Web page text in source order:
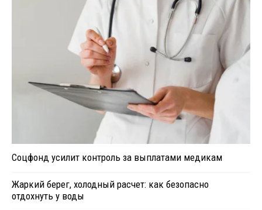
Соцфонд усилит контроль за выплатами медикам
Жаркий берег, холодный расчет: как безопасно
отдохнуть у воды